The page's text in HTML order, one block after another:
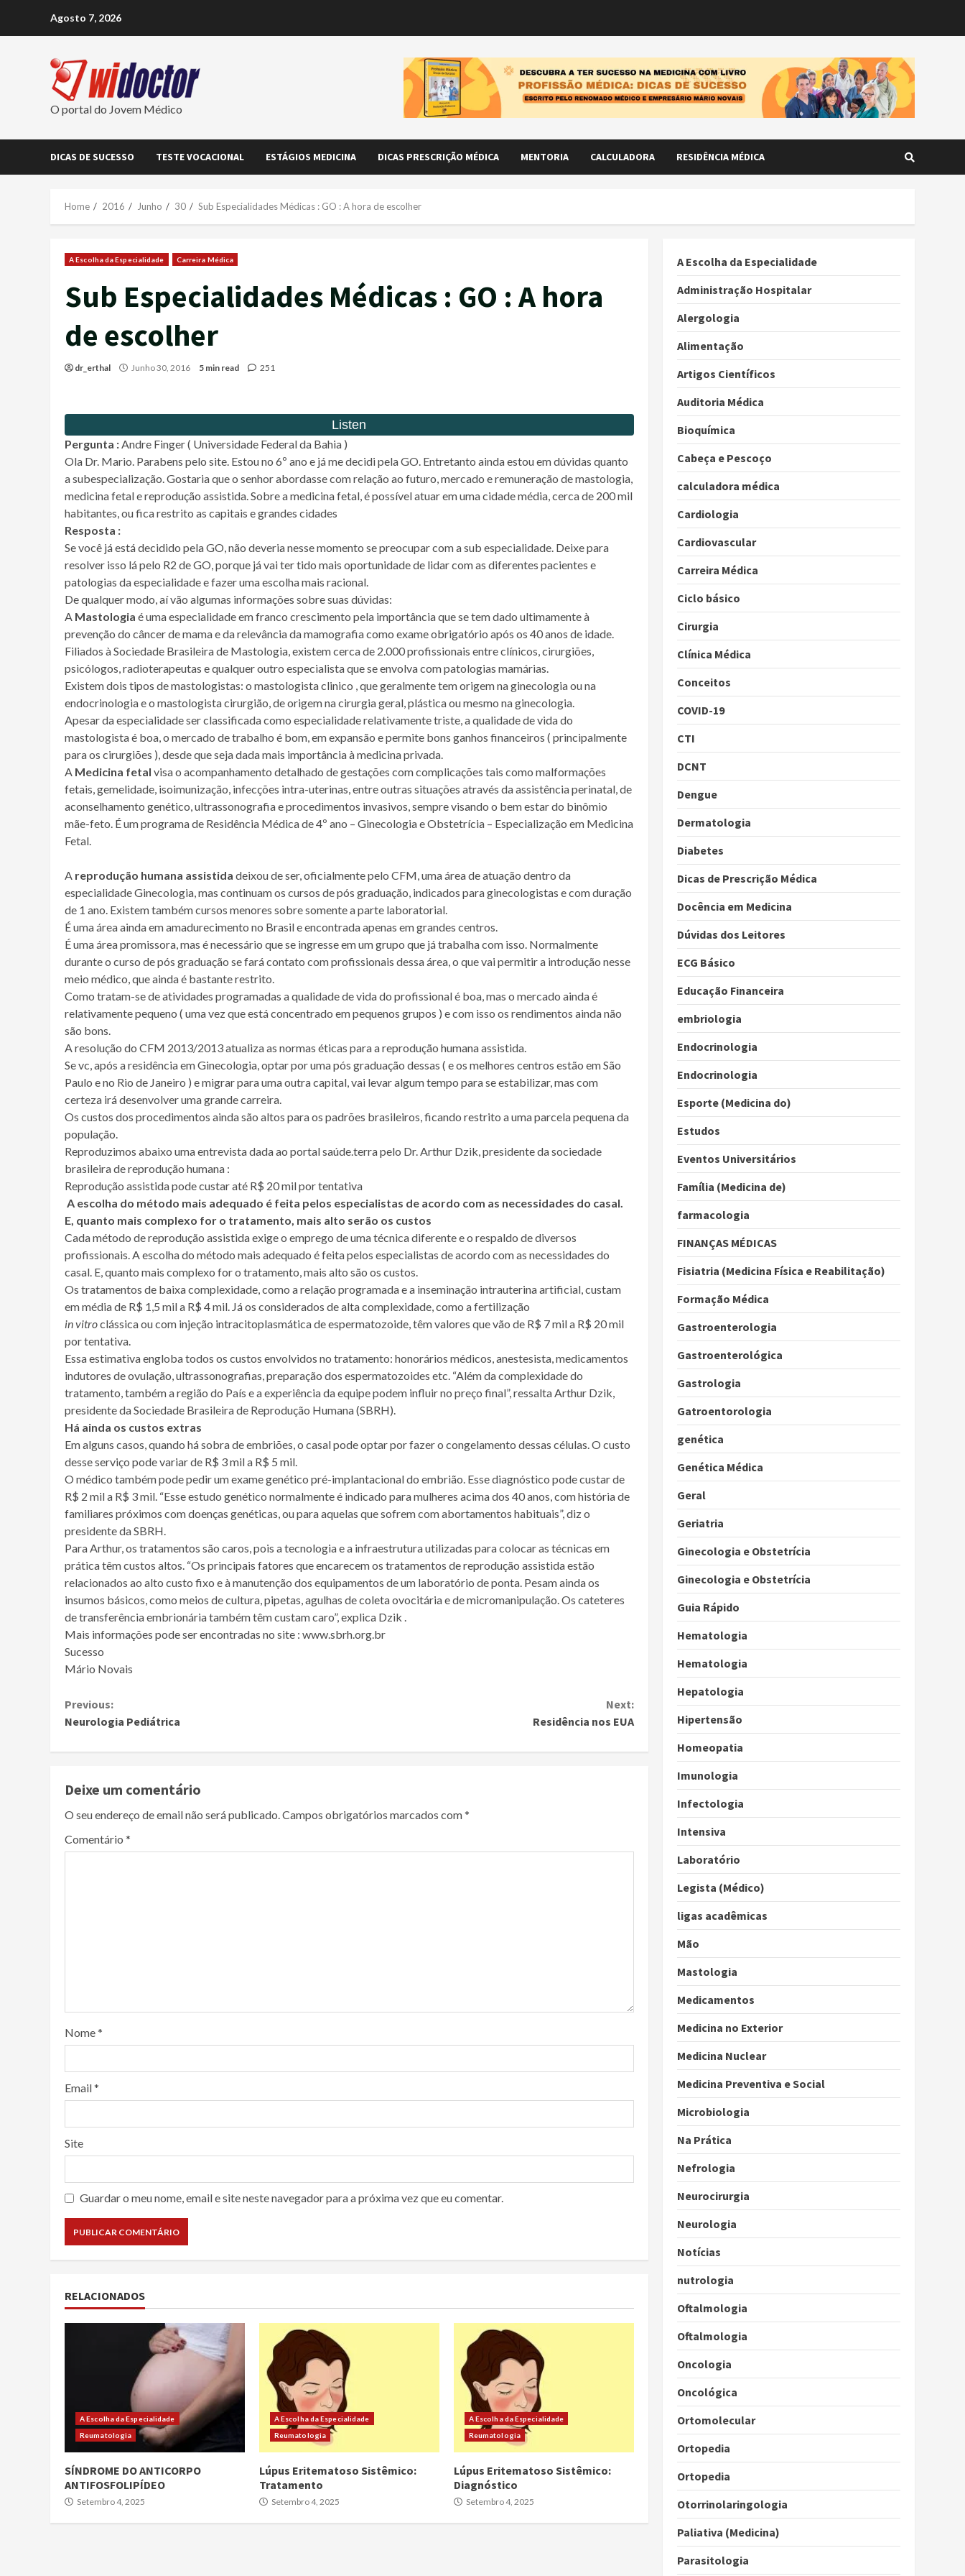
Agosto 7, 2026
O portal do Jovem Médico
DICAS DE SUCESSO TESTE VOCACIONAL ESTÁGIOS MEDICINA DICAS PRESCRIÇÃO MÉDICA MENTORIA CALCULADORA RESIDÊNCIA MÉDICA
Home 2016 Junho 30 Sub Especialidades Médicas : GO : A hora de escolher
A Escolha da Especialidade Carreira Médica
Sub Especialidades Médicas : GO : A hora
de escolher
dr_erthal Junho 30, 2016 5 min read 251
Pergunta :Andre Finger ( Universidade Federal da Bahia )
Ola Dr. Mario. Parabens pelo site. Estou no 6º ano e já me decidi pela GO. Entretanto ainda estou em dúvidas quanto
a subespecialização. Gostaria que o senhor abordasse com relação ao futuro, mercado e remuneração de mastologia,
medicina fetal e reprodução assistida. Sobre a medicina fetal, é possível atuar em uma cidade média, cerca de 200 mil
habitantes, ou fica restrito as capitais e grandes cidades
Resposta :
Se você já está decidido pela GO, não deveria nesse momento se preocupar com a sub especialidade. Deixe para
resolver isso lá pelo R2 de GO, porque já vai ter tido mais oportunidade de lidar com as diferentes pacientes e
patologias da especialidade e fazer uma escolha mais racional.
De qualquer modo, aí vão algumas informações sobre suas dúvidas:
A Mastologia é uma especialidade em franco crescimento pela importância que se tem dado ultimamente à
prevenção do câncer de mama e da relevância da mamografia como exame obrigatório após os 40 anos de idade.
Filiados à Sociedade Brasileira de Mastologia, existem cerca de 2.000 profissionais entre clínicos, cirurgiões,
psicólogos, radioterapeutas e qualquer outro especialista que se envolva com patologias mamárias.
Existem dois tipos de mastologistas: o mastologista clinico , que geralmente tem origem na ginecologia ou na
endocrinologia e o mastologista cirurgião, de origem na cirurgia geral, plástica ou mesmo na ginecologia.
Apesar da especialidade ser classificada como especialidade relativamente triste, a qualidade de vida do
mastologista é boa, o mercado de trabalho é bom, em expansão e permite bons ganhos financeiros ( principalmente
para os cirurgiões ), desde que seja dada mais importância à medicina privada.
A Medicina fetal visa o acompanhamento detalhado de gestações com complicações tais como malformações
fetais, gemelidade, isoimunização, infecções intra-uterinas, entre outras situações através da assistência perinatal, de
aconselhamento genético, ultrassonografia e procedimentos invasivos, sempre visando o bem estar do binômio
mãe-feto. É um programa de Residência Médica de 4º ano – Ginecologia e Obstetrícia – Especialização em Medicina
Fetal.
A reprodução humana assistida deixou de ser, oficialmente pelo CFM, uma área de atuação dentro da
especialidade Ginecologia, mas continuam os cursos de pós graduação, indicados para ginecologistas e com duração
de 1 ano. Existem também cursos menores sobre somente a parte laboratorial.
É uma área ainda em amadurecimento no Brasil e encontrada apenas em grandes centros.
É uma área promissora, mas é necessário que se ingresse em um grupo que já trabalha com isso. Normalmente
durante o curso de pós graduação se fará contato com profissionais dessa área, o que vai permitir a introdução nesse
meio médico, que ainda é bastante restrito.
Como tratam-se de atividades programadas a qualidade de vida do profissional é boa, mas o mercado ainda é
relativamente pequeno ( uma vez que está concentrado em pequenos grupos ) e com isso os rendimentos ainda não
são bons.
A resolução do CFM 2013/2013 atualiza as normas éticas para a reprodução humana assistida.
Se vc, após a residência em Ginecologia, optar por uma pós graduação dessas ( e os melhores centros estão em São
Paulo e no Rio de Janeiro ) e migrar para uma outra capital, vai levar algum tempo para se estabilizar, mas com
certeza irá desenvolver uma grande carreira.
Os custos dos procedimentos ainda são altos para os padrões brasileiros, ficando restrito a uma parcela pequena da
população.
Reproduzimos abaixo uma entrevista dada ao portal saúde.terra pelo Dr. Arthur Dzik, presidente da sociedade
brasileira de reprodução humana :
Reprodução assistida pode custar até R$ 20 mil por tentativa
A escolha do método mais adequado é feita pelos especialistas de acordo com as necessidades do casal.
E, quanto mais complexo for o tratamento, mais alto serão os custos
Cada método de reprodução assistida exige o emprego de uma técnica diferente e o respaldo de diversos
profissionais. A escolha do método mais adequado é feita pelos especialistas de acordo com as necessidades do
casal. E, quanto mais complexo for o tratamento, mais alto são os custos.
Os tratamentos de baixa complexidade, como a relação programada e a inseminação intrauterina artificial, custam
em média de R$ 1,5 mil a R$ 4 mil. Já os considerados de alta complexidade, como a fertilização
in vitroclássica ou com injeção intracitoplasmática de espermatozoide, têm valores que vão de R$ 7 mil a R$ 20 mil
por tentativa.
Essa estimativa engloba todos os custos envolvidos no tratamento: honorários médicos, anestesista, medicamentos
indutores de ovulação, ultrassonografias, preparação dos espermatozoides etc. “Além da complexidade do
tratamento, também a região do País e a experiência da equipe podem influir no preço final”, ressalta Arthur Dzik,
presidente da Sociedade Brasileira de Reprodução Humana (SBRH).
Há ainda os custos extras
Em alguns casos, quando há sobra de embriões, o casal pode optar por fazer o congelamento dessas células. O custo
desse serviço pode variar de R$ 3 mil a R$ 5 mil.
O médico também pode pedir um exame genético pré-implantacional do embrião. Esse diagnóstico pode custar de
R$ 2 mil a R$ 3 mil. “Esse estudo genético normalmente é indicado para mulheres acima dos 40 anos, com história de
familiares próximos com doenças genéticas, ou para aquelas que sofrem com abortamentos habituais”, diz o
presidente da SBRH.
Para Arthur, os tratamentos são caros, pois a tecnologia e a infraestrutura utilizadas para colocar as técnicas em
prática têm custos altos. “Os principais fatores que encarecem os tratamentos de reprodução assistida estão
relacionados ao alto custo fixo e à manutenção dos equipamentos de um laboratório de ponta. Pesam ainda os
insumos básicos, como meios de cultura, pipetas, agulhas de coleta ovocitária e de micromanipulação. Os cateteres
de transferência embrionária também têm custam caro”, explica Dzik .
Mais informações pode ser encontradas no site : www.sbrh.org.br
Sucesso
Mário Novais
Continue
Reading
Previous:
Neurologia Pediátrica
Next:
Residência nos EUA
Deixe um comentário
O seu endereço de email não será publicado.Campos obrigatórios marcados com*
Comentário *
Nome*
Email*
Site
Guardar o meu nome, email e site neste navegador para a próxima vez que eu comentar.
RELACIONADOS
A Escolha da Especialidade
Reumatologia
SÍNDROME DO ANTICORPO
ANTIFOSFOLIPÍDEO
Setembro 4, 2025
A Escolha da Especialidade
Reumatologia
Lúpus Eritematoso Sistêmico:
Tratamento
Setembro 4, 2025
A Escolha da Especialidade
Reumatologia
Lúpus Eritematoso Sistêmico:
Diagnóstico
Setembro 4, 2025
A Escolha da Especialidade
Administração Hospitalar
Alergologia
Alimentação
Artigos Científicos
Auditoria Médica
Bioquímica
Cabeça e Pescoço
calculadora médica
Cardiologia
Cardiovascular
Carreira Médica
Ciclo básico
Cirurgia
Clínica Médica
Conceitos
COVID-19
CTI
DCNT
Dengue
Dermatologia
Diabetes
Dicas de Prescrição Médica
Docência em Medicina
Dúvidas dos Leitores
ECG Básico
Educação Financeira
embriologia
Endocrinologia
Endocrinologia
Esporte (Medicina do)
Estudos
Eventos Universitários
Família (Medicina de)
farmacologia
FINANÇAS MÉDICAS
Fisiatria (Medicina Física e Reabilitação)
Formação Médica
Gastroenterologia
Gastroenterológica
Gastrologia
Gatroentorologia
genética
Genética Médica
Geral
Geriatria
Ginecologia e Obstetrícia
Ginecologia e Obstetrícia
Guia Rápido
Hematologia
Hematologia
Hepatologia
Hipertensão
Homeopatia
Imunologia
Infectologia
Intensiva
Laboratório
Legista (Médico)
ligas acadêmicas
Mão
Mastologia
Medicamentos
Medicina no Exterior
Medicina Nuclear
Medicina Preventiva e Social
Microbiologia
Na Prática
Nefrologia
Neurocirurgia
Neurologia
Notícias
nutrologia
Oftalmologia
Oftalmologia
Oncologia
Oncológica
Ortomolecular
Ortopedia
Ortopedia
Otorrinolaringologia
Paliativa (Medicina)
Parasitologia